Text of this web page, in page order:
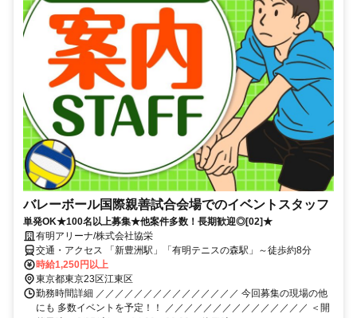
バレーボール国際親善試合会場でのイベントスタッフ
単発OK★100名以上募集★他案件多数！長期歓迎◎[02]★
有明アリーナ/株式会社協栄
交通・アクセス 「新豊洲駅」「有明テニスの森駅」～徒歩約8分
時給1,250円以上
東京都東京23区江東区
勤務時間詳細 ／／／／／／／／／／／／／／／ 今回募集の現場の他
にも 多数イベントを予定！！ ／／／／／／／／／／／／／／／ ＜開